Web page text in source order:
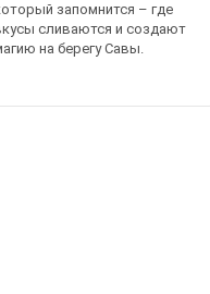
запомнится – где
сливаются и создают
на берегу Савы.